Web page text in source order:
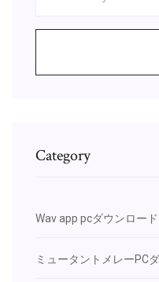
Category
Wav app pcダウンロード
ミュータントメレーPC